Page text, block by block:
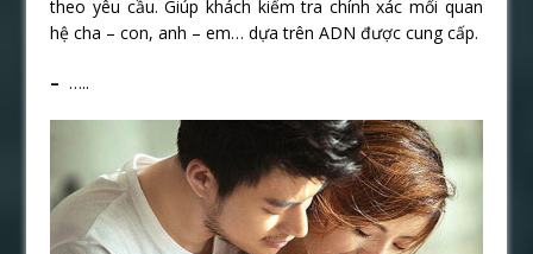
theo yêu cầu. Giúp khách kiểm tra chính xác mối quan
hệ cha – con, anh – em… dựa trên ADN được cung cấp.
–…..